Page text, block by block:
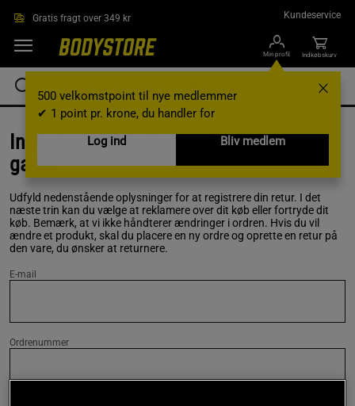
Gratis fragt over 349 kr Kundeservice
Min profil
500 velkomstpoint til nye medlemmer
✔ 1 point pr. krone, du handler for
Log ind
Bliv medlem
Indkøbskurv
Indtast ordreinformation for at komme i
gang!
Udfyld nedenstående oplysninger for at registrere din retur. I det
næste trin kan du vælge at reklamere over dit køb eller fortryde dit
køb. Bemærk, at vi ikke håndterer ændringer i ordren. Hvis du vil
ændre et produkt, skal du placere en ny ordre og oprette en retur på
den vare, du ønsker at returnere.
E-mail
Ordrenummer